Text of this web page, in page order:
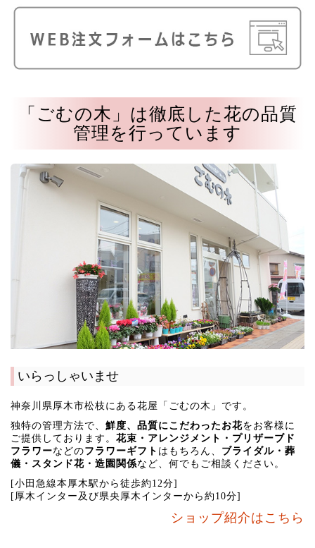
「ごむの木」は徹底した花の品質
管理を行っています
いらっしゃいませ
神奈川県厚木市松枝にある花屋「ごむの木」です。
独特の管理方法で、 鮮度、品質にこだわったお花をお客様に
ご提供しております。 花束・アレンジメント・プリザーブド
フラワーなどのフラワーギフト はもちろん、 ブライダル・葬
儀・スタンド花・造園関係など、何でもご相談ください。
[小田急線本厚木駅から徒歩約12分]
[厚木インター及び県央厚木インターから約10分]
ショップ紹介はこちら